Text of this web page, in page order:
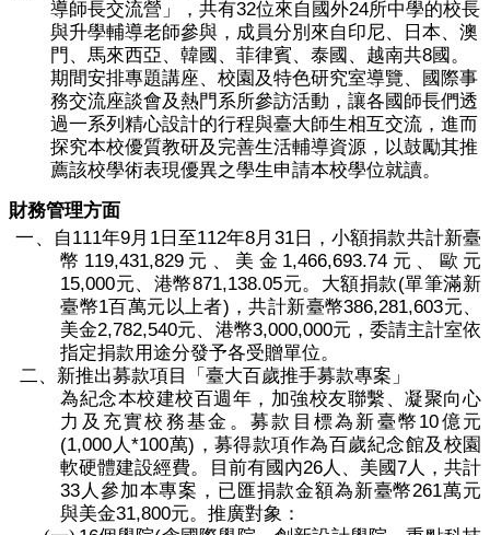
導師長交流營」，共有32位來自國外24所中學的校長
與升學輔導老師參與，成員分別來自印尼、日本、澳
門、馬來西亞、韓國、菲律賓、泰國、越南共8國。
期間安排專題講座、校園及特色研究室導覽、國際事
務交流座談會及熱門系所參訪活動，讓各國師長們透
過一系列精心設計的行程與臺大師生相互交流，進而
探究本校優質教研及完善生活輔導資源，以鼓勵其推
薦該校學術表現優異之學生申請本校學位就讀。
財務管理方面
一、
自111年9月 1日至112年8月 31日，小額捐款共計新臺
幣 119,431,829元、美金 1,466,693.74 元、歐元
15,000元、港幣871,138.05元。大額捐款(單筆滿新
臺幣1百萬元以上者) ，共計新臺幣386,281,603元、
美金2,782,540元、港幣3,000,000元，委請主計室依
指定捐款用途分發予各受贈單位。
二、 新推出募款項目「臺大百歲推手募款專案」
為紀念本校建校百週年，加強校友聯繫、凝聚向心
力及充實校務基金。募款目標為新臺幣 10億元
(1,000 人*100萬) ，募得款項作為百歲紀念館及校園
軟硬體建設經費。目前有國內26人、美國7人，共計
33 人參加本專案，已匯捐款金額為新臺幣261萬元
與美金31,800元。推廣對象：